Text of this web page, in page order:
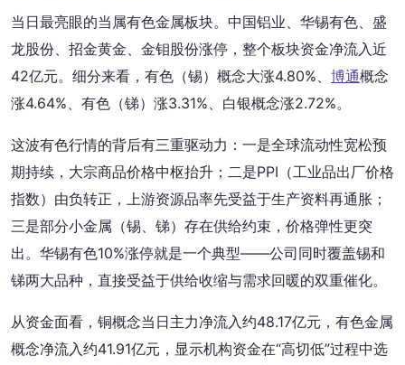
当日最亮眼的当属有色金属板块。中国铝业、华锡有色、盛
龙股份、招金黄金、金钼股份涨停，整个板块资金净流入近
42亿元。细分来看，有色（锡）概念大涨4.80%、 博通概念
涨4.64%、有色（锑）涨3.31%、白银概念涨2.72%。
这波有色行情的背后有三重驱动力：一是全球流动性宽松预
期持续，大宗商品价格中枢抬升；二是PPI（工业品出厂价格
指数）由负转正，上游资源品率先受益于生产资料再通胀；
三是部分小金属（锡、锑）存在供给约束，价格弹性更突
出。华锡有色10%涨停就是一个典型——公司同时覆盖锡和
锑两大品种，直接受益于供给收缩与需求回暖的双重催化。
从资金面看，铜概念当日主力净流入约48.17亿元，有色金属
概念净流入约41.91亿元，显示机构资金在“高切低”过程中选